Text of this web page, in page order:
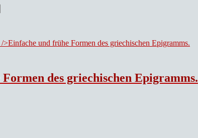
des griechischen Epigramms.